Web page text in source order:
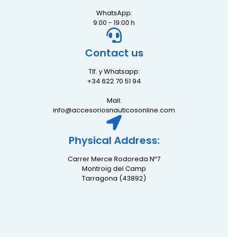
WhatsApp:
9:00 - 19:00 h
Contact us
Tlf. y Whatsapp:
+34 622 70 51 94
Mail:
info@accesoriosnauticosonline.com
Physical Address:
Carrer Merce Rodoreda Nº7
Montroig del Camp
Tarragona (43892)